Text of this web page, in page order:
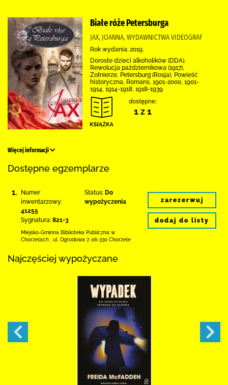
Białe róże Petersburga
JAX, JOANNA, WYDAWNICTWA VIDEOGRAF
Rok wydania: 2019.
Dorosłe dzieci alkoholików (DDA),
Rewolucja październikowa (1917),
Żołnierze, Petersburg (Rosja), Powieść
historyczna, Romans, 1901-2000, 1901-
1914, 1914-1918, 1918-1939
dostępne:
1 z 1
Więcej informacji
Dostępne egzemplarze
1.
Numer
inwentarzowy:
41255
Sygnatura: 821-3
Status: Do
wypożyczenia
Miejsko-Gminna Biblioteka Publiczna w
Chorzelach
ul. Ogrodowa 7, 06-330 Chorzele
zarezerwuj
dodaj do listy
Najczęściej wypożyczane